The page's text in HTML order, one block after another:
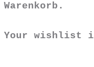
Warenkorb.
Your wishlist